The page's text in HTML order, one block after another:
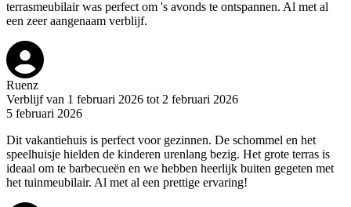
terrasmeubilair was perfect om 's avonds te ontspannen. Al met al
een zeer aangenaam verblijf.
Ruenz
Verblijf van 1 februari 2026 tot 2 februari 2026
5 februari 2026
Dit vakantiehuis is perfect voor gezinnen. De schommel en het
speelhuisje hielden de kinderen urenlang bezig. Het grote terras is
ideaal om te barbecueën en we hebben heerlijk buiten gegeten met
het tuinmeubilair. Al met al een prettige ervaring!